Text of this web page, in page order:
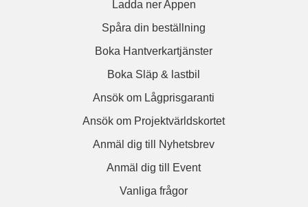
Ladda ner Appen
Spåra din beställning
Boka Hantverkartjänster
Boka Släp & lastbil
Ansök om Lågprisgaranti
Ansök om Projektvärldskortet
Anmäl dig till Nyhetsbrev
Anmäl dig till Event
Vanliga frågor